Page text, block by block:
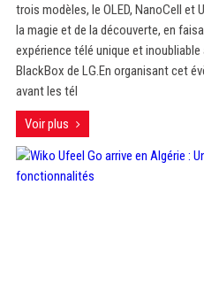
trois modèles, le OLED, NanoCell et
la magie et de la découverte, en
expérience télé unique et
BlackBox de LG.En organisant cet
avant les tél
Voir plus